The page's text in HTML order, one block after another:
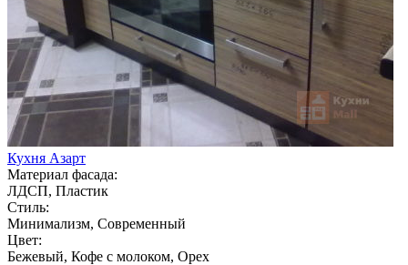
Кухня Азарт
Материал фасада:
ЛДСП, Пластик
Стиль:
Минимализм, Современный
Цвет:
Бежевый, Кофе с молоком, Орех